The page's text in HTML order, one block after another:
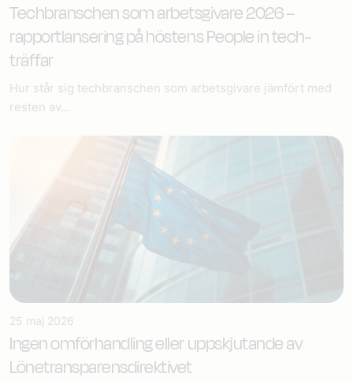
Techbranschen som arbetsgivare 2026 –
rapportlansering på höstens People in tech-
träffar
Hur står sig techbranschen som arbetsgivare jämfört med
resten av...
25 maj 2026
Ingen omförhandling eller uppskjutande av
Lönetransparensdirektivet